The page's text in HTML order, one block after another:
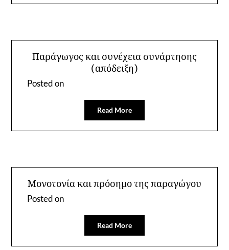
Παράγωγος και συνέχεια συνάρτησης
(απόδειξη)
Posted on
Read More
Μονοτονία και πρόσημο της παραγώγου
Posted on
Read More